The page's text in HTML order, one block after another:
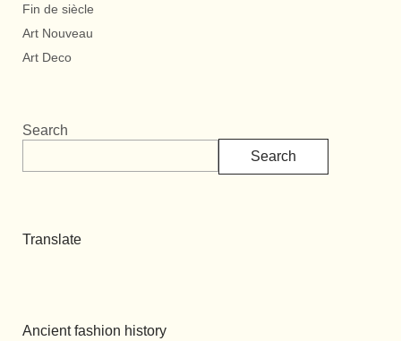
Fin de siècle
Art Nouveau
Art Deco
Search
Search
Translate
Ancient fashion history